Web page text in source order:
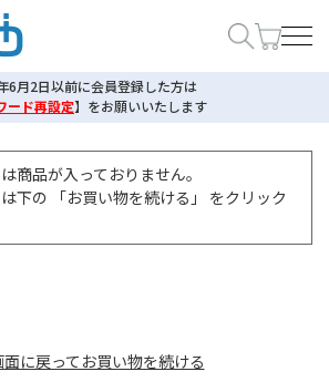
6月2日以前に会員登録した方は
ード再設定】 をお願いいたします
商品が入っておりません。
下の 「お買い物を続ける」 をクリック
に戻ってお買い物を続ける